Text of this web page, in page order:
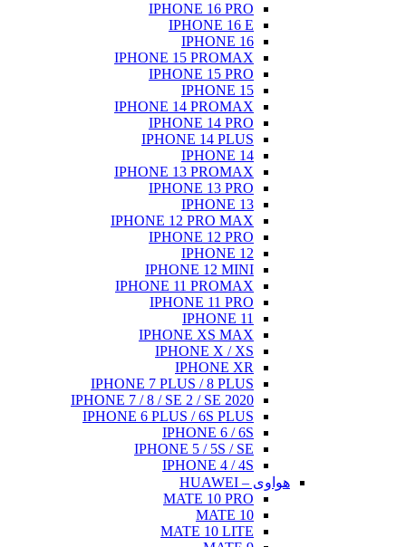
IPHONE 16 PRO
IPHONE 16 E
IPHONE 16
IPHONE 15 PROMAX
IPHONE 15 PRO
IPHONE 15
IPHONE 14 PROMAX
IPHONE 14 PRO
IPHONE 14 PLUS
IPHONE 14
IPHONE 13 PROMAX
IPHONE 13 PRO
IPHONE 13
IPHONE 12 PRO MAX
IPHONE 12 PRO
IPHONE 12
IPHONE 12 MINI
IPHONE 11 PROMAX
IPHONE 11 PRO
IPHONE 11
IPHONE XS MAX
IPHONE X / XS
IPHONE XR
IPHONE 7 PLUS / 8 PLUS
IPHONE 7 / 8 / SE 2 / SE 2020
IPHONE 6 PLUS / 6S PLUS
IPHONE 6 / 6S
IPHONE 5 / 5S / SE
IPHONE 4 / 4S
هواوی – HUAWEI
MATE 10 PRO
MATE 10
MATE 10 LITE